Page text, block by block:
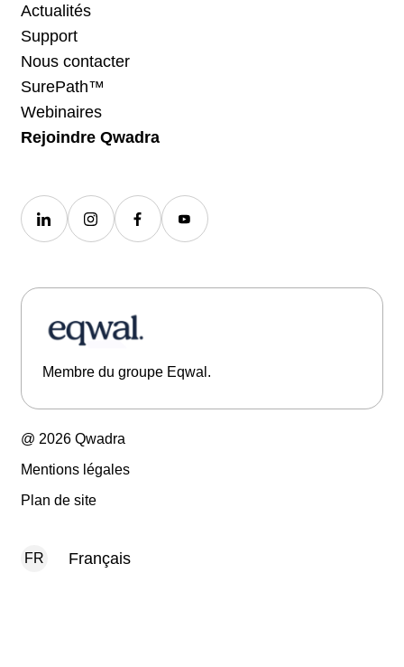
Actualités
Support
Nous contacter
SurePath™
Webinaires
Rejoindre Qwadra
Membre du groupe Eqwal.
@ 2026 Qwadra
Mentions légales
Plan de site
FR Français